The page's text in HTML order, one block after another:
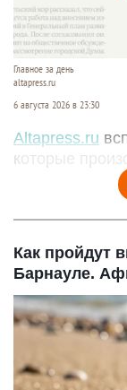
Главное за день
altapress.ru
6 августа 2026 в 23:30
Altapress.ru
которые
Как пройдут
Барнауле.